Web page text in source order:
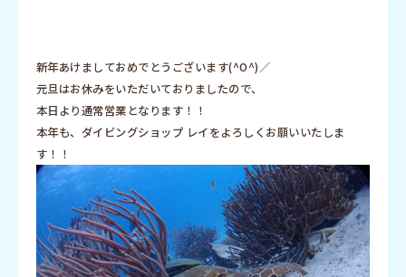
新年あけましておめでとうございます(^O^)／
元旦はお休みをいただいておりましたので、
本日より通常営業となります！！
本年も、ダイビングショップ レイをよろしくお願いいたしま
す！！